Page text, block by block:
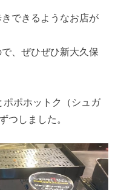
できるようなお店が
、ぜひぜひ新大久保
ポポホットク（シュガ
つしました。